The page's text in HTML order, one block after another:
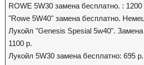
ROWE 5W30 замена бесплатно. : 1200
"Rowe 5W40" замена бесплатно.
Лукойл "Genesis Spesial 5w40".
1100 р.
Лукойл 5W30 замена бесплатно: 695 р.